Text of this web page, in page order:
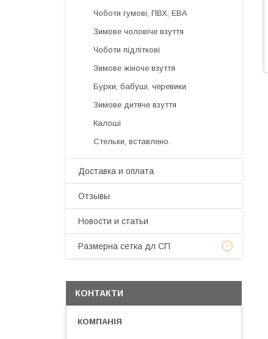
Чоботи гумові, ПВХ, ЕВА
Зимове чоловіче взуття
Чоботи підліткові
Зимове жіноче взуття
Бурки, бабуші, черевики
Зимове дитяче взуття
Калоші
Стельки, вставлено.
Доставка и оплата
Отзывы
Новости и статьи
Размерна сетка дл СП
КОНТАКТИ